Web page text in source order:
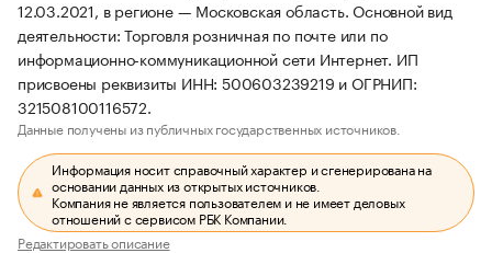
12.03.2021, в регионе — Московская область. Основной вид
деятельности: Торговля розничная по почте или по
информационно-коммуникационной сети Интернет. ИП
присвоены реквизиты ИНН: 500603239219 и ОГРНИП:
321508100116572.
Данные получены из публичных государственных источников.
Информация носит справочный характер и сгенерирована на
основании данных из открытых источников.
Компания не является пользователем и не имеет деловых
отношений с сервисом РБК Компании.
Редактировать описание